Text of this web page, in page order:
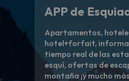
APP de
Apartamentos,
hotel+forfait,
tiempo real de las
esquí, ofertas de
montaña ¡y mucho